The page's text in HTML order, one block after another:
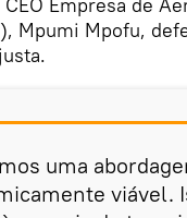
Mpumi Mpofu,
uma
viável.